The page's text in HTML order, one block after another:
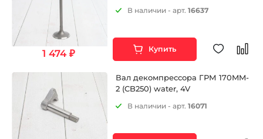
1 474 ₽
В наличии - арт.16637
Купить
Вал декомпрессора ГРМ 170MM-
2 (CB250) water, 4V
В наличии - арт.16071